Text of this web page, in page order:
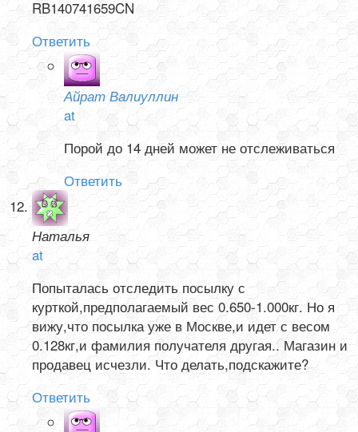
RB140741659CN
Ответить
Айрат Валиуллин
at
Порой до 14 дней может не отслеживаться
Ответить
Наталья
at
Попыталась отследить посылку с
курткой,предполагаемый вес 0.650-1.000кг. Но я
вижу,что посылка уже в Москве,и идет с весом
0.128кг,и фамилия получателя другая.. Магазин и
продавец исчезли. Что делать,подскажите?
Ответить